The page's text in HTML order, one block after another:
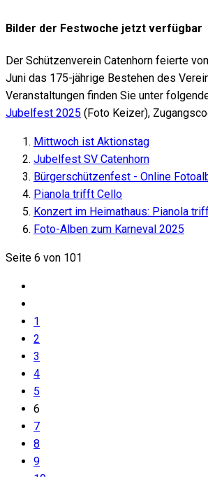
Bilder der Festwoche jetzt verfügbar
Der Schützenverein Catenhorn feierte
Juni das 175-jährige Bestehen des
Veranstaltungen finden Sie unter
Jubelfest 2025 (Foto Keizer),
Mittwoch ist Aktionstag
Jubelfest SV Catenhorn
Bürgerschützenfest - Online
Pianola trifft Cello
Konzert im Heimathaus: Pianola
Foto-Alben zum Karneval 2025
Seite 6 von 101
1
2
3
4
5
6
7
8
9